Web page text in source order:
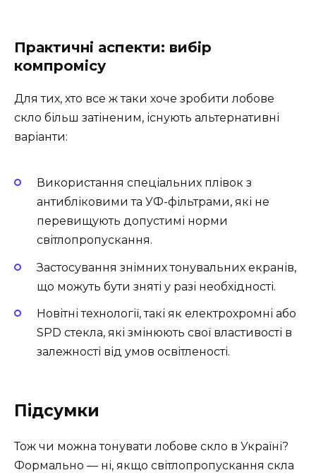
Практичні аспекти: вибір
компромісу
Для тих, хто все ж таки хоче зробити лобове
скло більш затіненим, існують альтернативні
варіанти:
Використання спеціальних плівок з
антибліковими та УФ-фільтрами, які не
перевищують допустимі норми
світлопропускання.
Застосування знімних тонувальних екранів,
що можуть бути зняті у разі необхідності.
Новітні технології, такі як електрохромні або
SPD стекла, які змінюють свої властивості в
залежності від умов освітленості.
Підсумки
Тож чи можна тонувати лобове скло в Україні?
Формально — ні, якщо світлопропускання скла